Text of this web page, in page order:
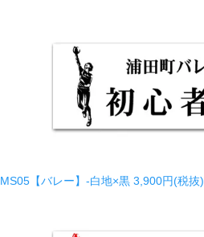
MS05【バレー】-白地×黒 3,900円(税抜)